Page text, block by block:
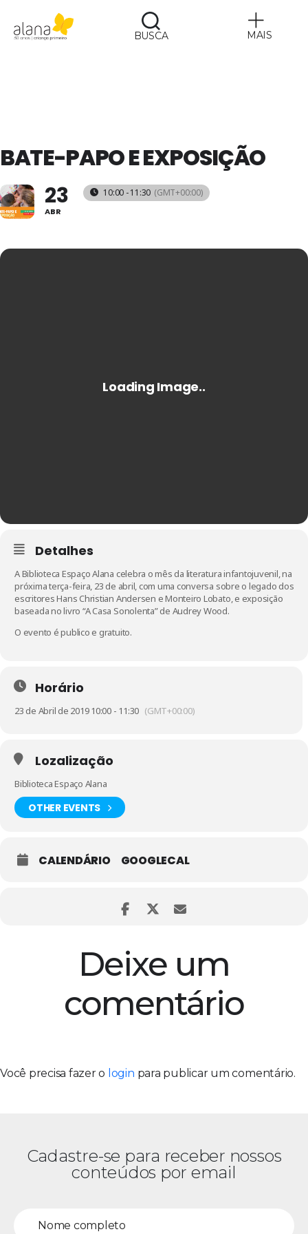
BUSCA MAIS
BATE-PAPO E EXPOSIÇÃO
23
ABR
10:00 - 11:30 (GMT+00:00)
Detalhes
A Biblioteca Espaço Alana celebra o mês da literatura infantojuvenil, na
próxima terça-feira, 23 de abril, com uma conversa sobre o legado dos
escritores Hans Christian Andersen e Monteiro Lobato, e exposição
baseada no livro “A Casa Sonolenta” de Audrey Wood.
O evento é publico e gratuito.
Horário
23 de Abril de 2019 10:00 - 11:30 (GMT+00:00)
Lozalização
Biblioteca Espaço Alana
OTHER EVENTS
CALENDÁRIO GOOGLECAL
Deixe um
comentário
Você precisa fazer o login para publicar um comentário.
Cadastre-se para receber nossos
conteúdos por email